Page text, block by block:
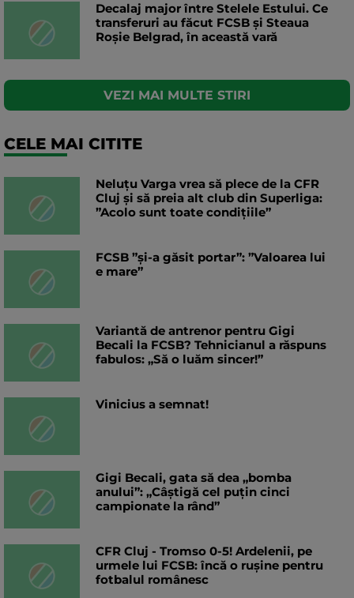
Decalaj major între Stelele Estului. Ce
transferuri au făcut FCSB și Steaua
Roșie Belgrad, în această vară
VEZI MAI MULTE STIRI
CELE MAI CITITE
Neluțu Varga vrea să plece de la CFR
Cluj și să preia alt club din Superliga:
”Acolo sunt toate condițiile”
FCSB ”și-a găsit portar”: ”Valoarea lui
e mare”
Variantă de antrenor pentru Gigi
Becali la FCSB? Tehnicianul a răspuns
fabulos: „Să o luăm sincer!”
Vinicius a semnat!
Gigi Becali, gata să dea „bomba
anului”: „Câștigă cel puțin cinci
campionate la rând”
CFR Cluj - Tromso 0-5! Ardelenii, pe
urmele lui FCSB: încă o rușine pentru
fotbalul românesc